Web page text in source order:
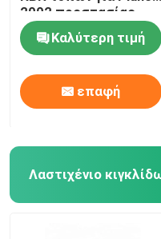
2002 προστασίας
αποβαθρών
Καλύτερη τιμή
επαφή
Λαστιχένιο